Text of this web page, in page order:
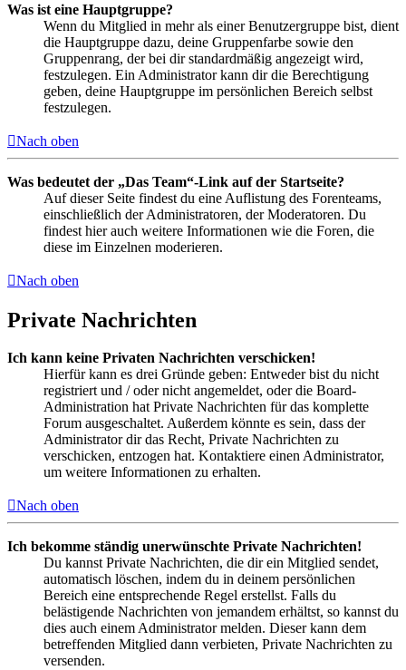
Was ist eine Hauptgruppe?
Wenn du Mitglied in mehr als einer Benutzergruppe bist, dient
die Hauptgruppe dazu, deine Gruppenfarbe sowie den
Gruppenrang, der bei dir standardmäßig angezeigt wird,
festzulegen. Ein Administrator kann dir die Berechtigung
geben, deine Hauptgruppe im persönlichen Bereich selbst
festzulegen.
Nach oben
Was bedeutet der „Das Team“-Link auf der Startseite?
Auf dieser Seite findest du eine Auflistung des Forenteams,
einschließlich der Administratoren, der Moderatoren. Du
findest hier auch weitere Informationen wie die Foren, die
diese im Einzelnen moderieren.
Nach oben
Private Nachrichten
Ich kann keine Privaten Nachrichten verschicken!
Hierfür kann es drei Gründe geben: Entweder bist du nicht
registriert und / oder nicht angemeldet, oder die Board-
Administration hat Private Nachrichten für das komplette
Forum ausgeschaltet. Außerdem könnte es sein, dass der
Administrator dir das Recht, Private Nachrichten zu
verschicken, entzogen hat. Kontaktiere einen Administrator,
um weitere Informationen zu erhalten.
Nach oben
Ich bekomme ständig unerwünschte Private Nachrichten!
Du kannst Private Nachrichten, die dir ein Mitglied sendet,
automatisch löschen, indem du in deinem persönlichen
Bereich eine entsprechende Regel erstellst. Falls du
belästigende Nachrichten von jemandem erhältst, so kannst du
dies auch einem Administrator melden. Dieser kann dem
betreffenden Mitglied dann verbieten, Private Nachrichten zu
versenden.